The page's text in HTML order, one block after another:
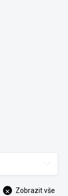
Zobrazit vše